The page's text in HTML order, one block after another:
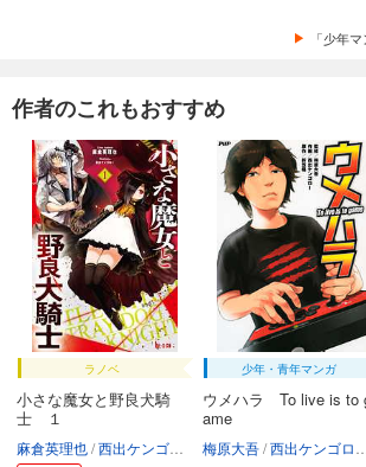
「少年
作者のこれもおすすめ
ラノベ
小さな魔女と野良犬騎
士 １
麻倉英理也 西出ケンゴロー
少年・青年マンガ
ウメハラ To live is to
ame
梅原大吾 西出ケンゴロー